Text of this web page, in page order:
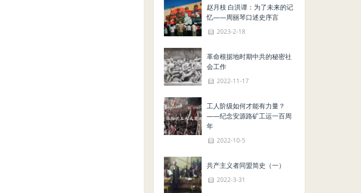
赵月枝 白洪谭：为了未来的记
忆——周丽琴口述史序言
2023-2-18
革命根据地时期中共的秘密社
会工作
2022-11-17
工人阶级如何才能有力量？
——纪念安源路矿工运一百周
年
2022-10-5
共产主义者同盟简史（一）
2022-3-31